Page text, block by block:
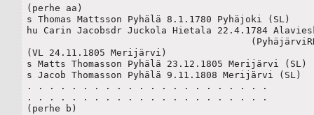
(perhe aa)
s Thomas Mattsson Pyhälä 8.1.1780 Pyhäjoki (SL)
hu Carin Jacobsdr Juckola Hietala 22.4.1784
(VL 24.11.1805 Merijärvi)
s Matts Thomasson Pyhälä 23.12.1805 Merijärvi (SL)
s Jacob Thomasson Pyhälä 9.11.1808 Merijärvi (SL)
. . . . . . . . . . . . . . . . . . . . . .
. . . . . . . . . . . . . . . . . . . . . .
(perhe b)